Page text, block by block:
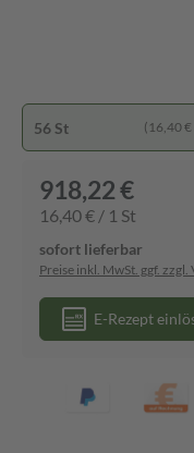
56 St (16,40 €
918,22 €
16,40 € / 1 St
sofort lieferbar
Preise inkl. MwSt. ggf.
E-Rezept